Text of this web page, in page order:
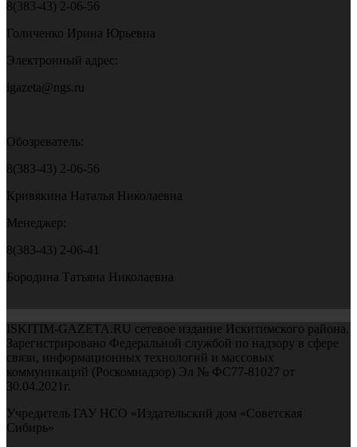
8(383-43) 2-06-56
Голиченко Ирина Юрьевна
Электронный адрес:
igazeta@ngs.ru
Обозреватель:
8(383-43) 2-06-56
Кривякина Наталья Николаевна
Менеджер:
8(383-43) 2-06-41
Бородина Татьяна Николаевна
ISKITIM-GAZETA.RU сетевое издание Искитимского района.
Зарегистрировано Федеральной службой по надзору в сфере
связи, информационных технологий и массовых
коммуникаций (Роскомнадзор) Эл № ФС77-81027 от
30.04.2021г.
Учредитель ГАУ НСО «Издательский дом «Советская
Сибирь»